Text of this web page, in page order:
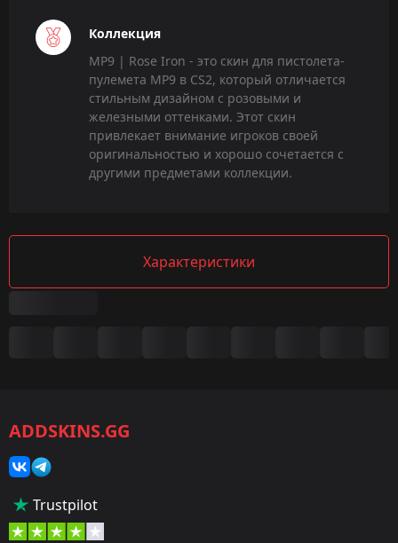
Коллекция
MP9 | Rose Iron - это скин для пистолета-
пулемета MP9 в CS2, который отличается
стильным дизайном с розовыми и
железными оттенками. Этот скин
привлекает внимание игроков своей
оригинальностью и хорошо сочетается с
другими предметами коллекции.
Характеристики
Категория:
Скины
Пистолеты-пулемёты
ADDSKINS.GG
Trustpilot